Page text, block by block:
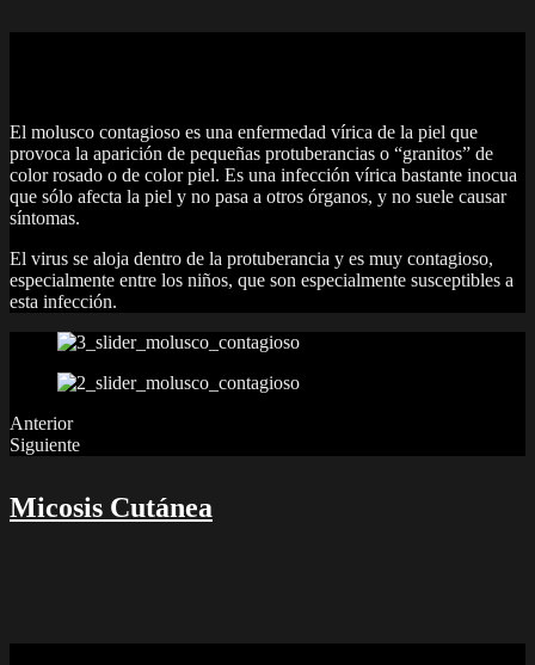
El molusco contagioso es una enfermedad vírica de la piel que
provoca la aparición de pequeñas protuberancias o “granitos” de
color rosado o de color piel. Es una infección vírica bastante inocua
que sólo afecta la piel y no pasa a otros órganos, y no suele causar
síntomas.
El virus se aloja dentro de la protuberancia y es muy contagioso,
especialmente entre los niños, que son especialmente susceptibles a
esta infección.
Anterior
Siguiente
Micosis Cutánea